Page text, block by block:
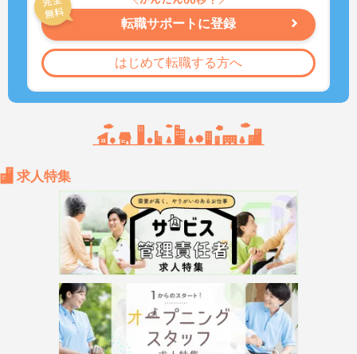
転職サポートに登録
はじめて転職する方へ
求人特集